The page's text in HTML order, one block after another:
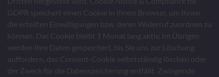
GDPR speichert einen Cookie in Ihrem Browser, um Ihnen
die erteilten Einwilligungen bzw. deren Widerruf zuordnen zu
können. Das Cookie bleibt 1 Monat lang aktiv. Im Übrigen
werden Ihre Daten gespeichert, bis Sie uns zur Löschung
auffordern, das Consent-Cookie selbstständig löschen oder
der Zweck für die Datenspeicherung entfällt. Zwingende